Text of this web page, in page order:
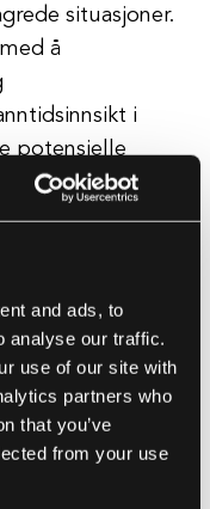
and ads, to
analyse our traffic.
use of our site with
partners who
that you’ve
from your use
situasjoner.
å
i
potensielle
foreslå
for å
generelle
der AI kan
av
Ved å bruke